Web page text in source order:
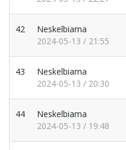
42
Neskelbiama
2024-05-13 / 21:55
43
Neskelbiama
2024-05-13 / 20:30
44
Neskelbiama
2024-05-13 / 19:48